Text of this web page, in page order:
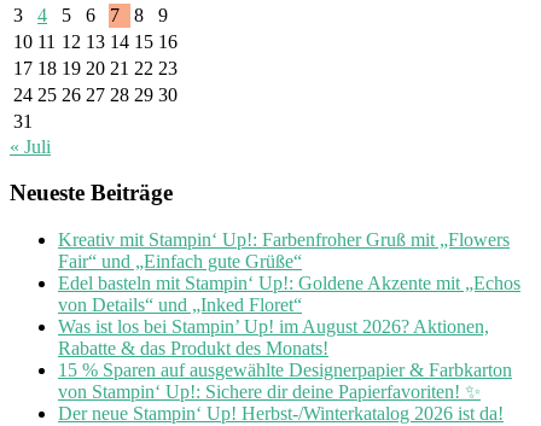
3
4 5 6 7 8
9
10 11 12 13 14 15 16
17 18 19 20 21 22 23
24 25 26 27 28 29 30
31
« Juli
Neueste Beiträge
Kreativ mit Stampin‘ Up!: Farbenfroher Gruß mit „Flowers
Fair“ und „Einfach gute Grüße“
Edel basteln mit Stampin‘ Up!: Goldene Akzente mit „Echos
von Details“ und „Inked Floret“
Was ist los bei Stampin’ Up! im August 2026? Aktionen,
Rabatte & das Produkt des Monats!
15 % Sparen auf ausgewählte Designerpapier & Farbkarton
von Stampin‘ Up!: Sichere dir deine Papierfavoriten! ✨
Der neue Stampin‘ Up! Herbst-/Winterkatalog 2026 ist da!